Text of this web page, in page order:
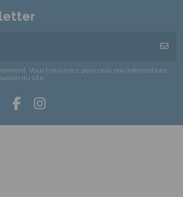
Vous trouverez pour cela nos informations
du site.